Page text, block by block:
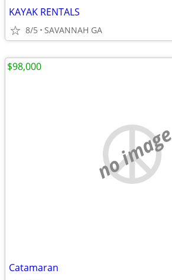
KAYAK RENTALS
8/5 SAVANNAH GA
no image
Catamaran
$98,000